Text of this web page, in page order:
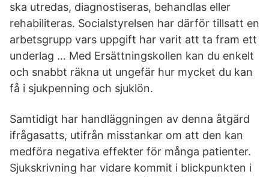
ska utredas, diagnostiseras, behandlas eller
rehabiliteras. Socialstyrelsen har därför tillsatt en
arbetsgrupp vars uppgift har varit att ta fram ett
underlag … Med Ersättningskollen kan du enkelt
och snabbt räkna ut ungefär hur mycket du kan
få i sjukpenning och sjuklön.
Samtidigt har handläggningen av denna åtgärd
ifrågasatts, utifrån misstankar om att den kan
medföra negativa effekter för många patienter.
Sjukskrivning har vidare kommit i blickpunkten i